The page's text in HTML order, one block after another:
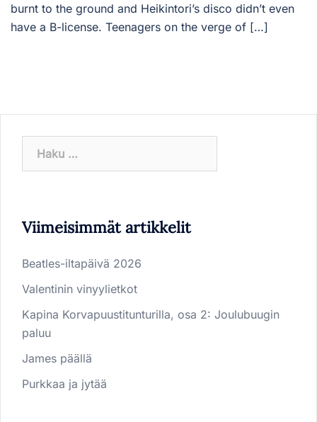
burnt to the ground and Heikintori’s disco didn’t even
have a B-license. Teenagers on the verge of […]
Viimeisimmät artikkelit
Beatles-iltapäivä 2026
Valentinin vinyylietkot
Kapina Korvapuustitunturilla, osa 2: Joulubuugin
paluu
James päällä
Purkkaa ja jytää